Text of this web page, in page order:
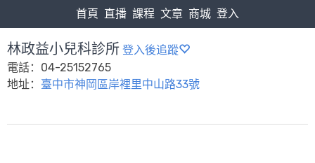
首頁 直播 課程 文章 商城 登入
林政益小兒科診所 登入後追蹤
電話：04-25152765
地址： 臺中市神岡區岸裡里中山路33號